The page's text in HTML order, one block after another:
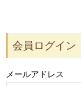
会員ログイン
メールアドレス